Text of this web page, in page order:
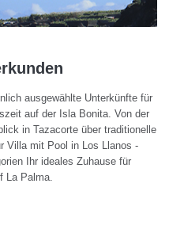
ausgewählte Unterkünfte für
auf der Isla Bonita. Von der
in Tazacorte über traditionelle
Villa mit Pool in Los Llanos -
Ihr ideales Zuhause für
La Palma.